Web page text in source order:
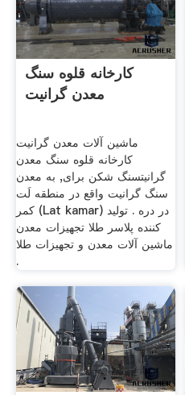
کارخانه قلوه سنگ
معدن گرانیت
ماشین آلات معدن گرانیت
کارخانه قلوه سنگ معدن
گرانیتسنگ شکن برای, به معدن
سنگ گرانیت واقع در منطقه لَت
کمر (Lat kamar) در دره . تولید
کننده پلاسر طلا تجهیزات معدن
ماشین آلات معدن و تجهیزات طلا
.